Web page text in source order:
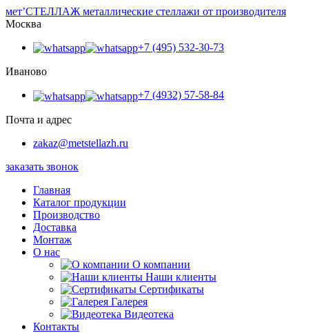
мет’СТЕЛЛАЖ металлические стеллажи от производителя
Москва
+7 (495) 532-30-73
Иваново
+7 (4932) 57-58-84
Почта и адрес
zakaz@metstellazh.ru
заказать звонок
Главная
Каталог продукции
Производство
Доставка
Монтаж
О нас
О компании
Наши клиенты
Сертификаты
Галерея
Видеотека
Контакты